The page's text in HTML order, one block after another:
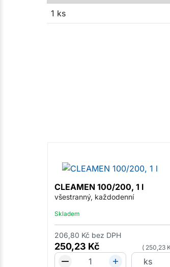
1 ks
CLEAMEN 100/200, 1 l
všestranný, každodenní
Skladem
250,23 Kč
206,80 Kč bez DPH
250,23